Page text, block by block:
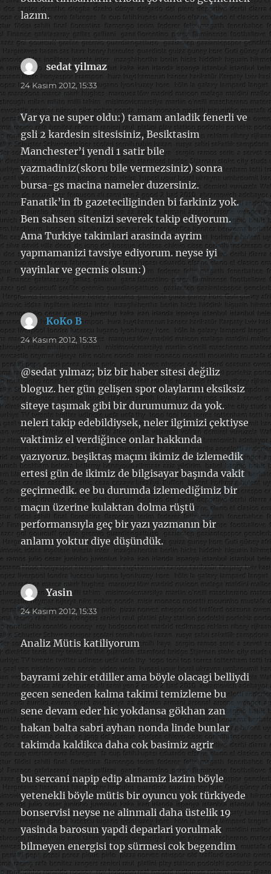
lazım.
sedat yilmazdedi
ki:
24 Kasım 2012, 15:33
Var ya ne super oldu:) tamam anladik fenerli ve
gsli 2 kardesin sitesisiniz, Besiktasim
Manchester’i yendi 1 satir bile
yazmadiniz(skoru bile vermezsiniz) sonra
bursa-gs macina nameler duzersiniz.
Fanatik’in fb gazeteciliginden bi farkiniz yok.
Ben sahsen sitenizi severek takip ediyorum.
Ama Turkiye takimlari arasinda ayrim
yapmamanizi tavsiye ediyorum. neyse iyi
yayinlar ve gecmis olsun:)
KoKo Bdedi
ki:
24 Kasım 2012, 15:33
@sedat yılmaz; biz bir haber sitesi değiliz
bloguz. her gün gelişen spor olaylarını eksiksiz
siteye taşımak gibi bir durumumuz da yok.
neleri takip edebildiysek, neler ilgimizi çektiyse
vaktimiz el verdiğince onlar hakkında
yazıyoruz. beşiktaş maçını ikimiz de izlemedik
ertesi gün de ikimiz de bilgisayar başında vakit
geçirmedik. ee bu durumda izlemediğimiz bir
maçın üzerine kulaktan dolma rüştü
performansıyla geç bir yazı yazmanın bir
anlamı yoktur diye düşündük.
Yasindedi
ki:
24 Kasım 2012, 15:33
Analiz Mütis katiliyorum
bayrami zehir etdiller ama böyle olacagi belliydi
gecen seneden kalma takimi temizleme bu
sene devam eder hic yokdansa gökhan zan
hakan balta sabri ayhan nonda linde bunlar
takimda kaldikca daha cok basimiz agrir
bu sercani napip edip almamiz lazim böyle
yetenekli böyle mütis bir oyuncu yok türkiyede
bonservisi neyse ne alinmali daha üstelik 19
yasinda barosun yapdi deparlari yorulmak
bilmeyen energisi top sürmesi cok begendim